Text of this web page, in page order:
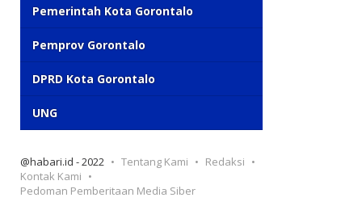
Pemerintah Kota Gorontalo
Pemprov Gorontalo
DPRD Kota Gorontalo
UNG
@habari.id - 2022 Tentang Kami
Redaksi
Kontak Kami
Pedoman Pemberitaan Media Siber